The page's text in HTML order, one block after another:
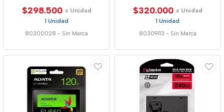
$298.500 x Unidad
1 Unidad
80300028 - Sin Marca
$320.000 x Unidad
1 Unidad
80309113 - Sin Marca